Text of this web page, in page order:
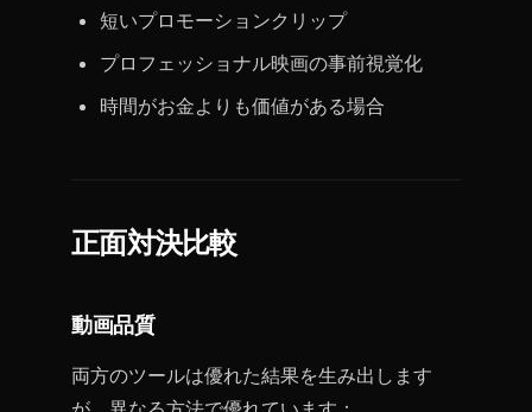
短いプロモーションクリップ
プロフェッショナル映画の事前視覚化
時間がお金よりも価値がある場合
正面対決比較
動画品質
両方のツールは優れた結果を生み出します